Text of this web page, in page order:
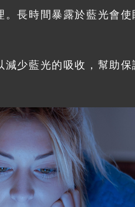
長時間暴露於藍光會
少藍光的吸收，幫助